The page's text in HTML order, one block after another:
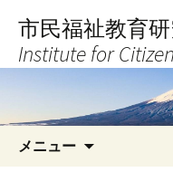
へ
キ
市民福祉教育
Institute for
メニュー